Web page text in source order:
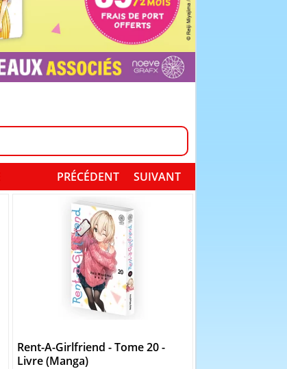
SUIVANT
PRÉCÉDENT
Rent-A-Girlfriend - Tome 20 -
Livre (Manga)